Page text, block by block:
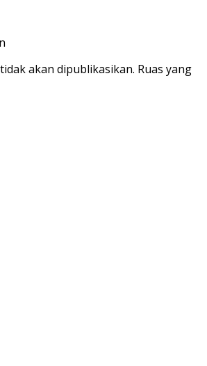
akan dipublikasikan. Ruas yang